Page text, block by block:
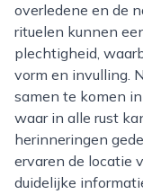
overledene en de
rituelen kunnen
plechtigheid,
vorm en invulling.
samen te komen
waar in alle rust
herinneringen
ervaren de locatie
duidelijke